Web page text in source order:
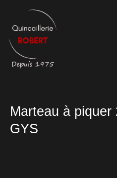
contenu
Marteau à piquer
GYS